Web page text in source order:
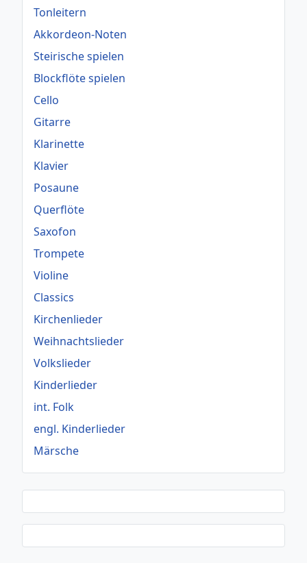
Tonleitern
Akkordeon-Noten
Steirische spielen
Blockflöte spielen
Cello
Gitarre
Klarinette
Klavier
Posaune
Querflöte
Saxofon
Trompete
Violine
Classics
Kirchenlieder
Weihnachtslieder
Volkslieder
Kinderlieder
int. Folk
engl. Kinderlieder
Märsche